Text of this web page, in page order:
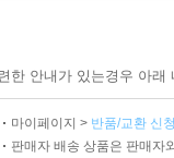
한 안내가 있는경우 아
마이페이지 > 반품/교환 신
판매자 배송 상품은 판매자